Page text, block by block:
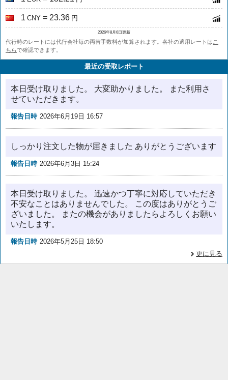
1 CNY = 23.36 円
2026年8月6日更新
代行時のレートには代行会社毎の両替手数料が加算されます。各社の適用レートは こ
ちらで確認できます。
最近の受取レポート
本日受け取りました。 大変助かりました。 また利用さ
せていただきます。
報告日時 2026年6月19日 16:57
しっかり注文した物が届きました ありがとうございます
報告日時 2026年6月3日 15:24
本日受け取りました。 迅速かつ丁寧に対応していただき
不安なことはありませんでした。 この度はありがとうご
ざいました。 またの機会がありましたらよろしくお願い
いたします。
報告日時 2026年5月25日 18:50
更に見る